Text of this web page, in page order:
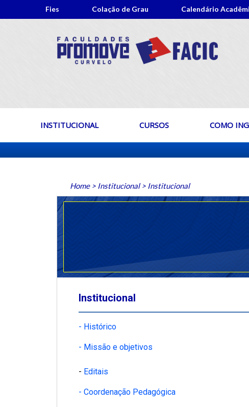
Fies Colação de Grau Calendário
INSTITUCIONAL CURSOS COMO
Home > Institucional > Institucional
Institucional
- Histórico
- Missão e objetivos
- Editais
- Coordenação Pedagógica